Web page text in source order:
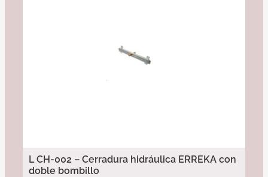
L CH-002 – Cerradura hidráulica ERREKA con
doble bombillo